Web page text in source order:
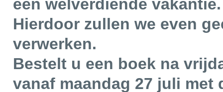
een welverdiende vakantie.
Hierdoor zullen we even
verwerken.
Bestelt u een boek na
vanaf maandag 27 juli met